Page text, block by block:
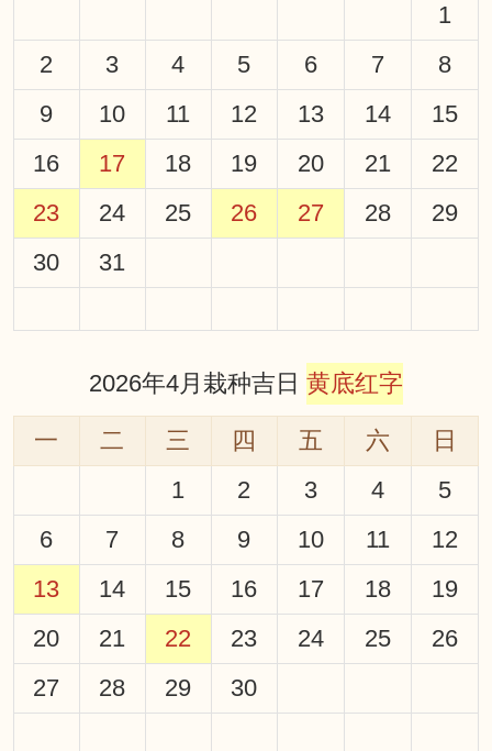
1
2
3 4 5 6 7
8
9
10 11 12 13 14
15
16
17 18 19 20 21
22
23
24 25 26 27 28
29
30
31
2026年4月栽种吉日 黄底红字
一 二 三 四 五 六
日
1
2 3 4
5
6
7 8 9 10 11
12
13
14 15 16 17 18
19
20
21 22 23 24 25
26
27
28 29 30